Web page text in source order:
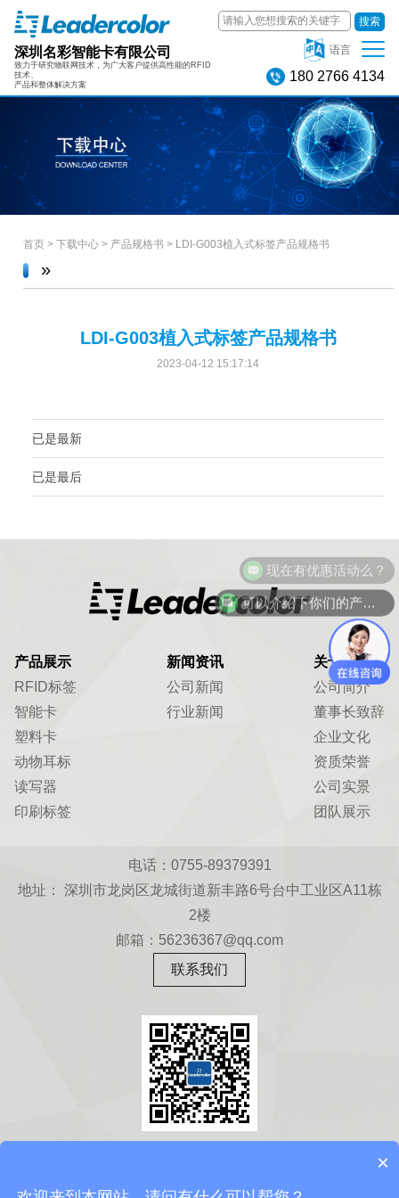
深圳名彩智能卡有限公司
致力于研究物联网技术，为广大客户提供高性能的RFID
技术、
产品和整体解决方案
搜索
语言
180 2766 4134
首页> 下载中心> 产品规格书 > LDI-G003植入式标签产品规格书
»
LDI-G003植入式标签产品规格书
2023-04-12 15:17:14
已是最新
已是最后
产品展示
RFID标签
智能卡
塑料卡
动物耳标
读写器
印刷标签
新闻资讯
公司新闻
行业新闻
关于我们
公司简介
董事长致辞
企业文化
资质荣誉
公司实景
团队展示
电话：0755-89379391
地址： 深圳市龙岗区龙城街道新丰路6号台中工业区A11栋
2楼
邮箱：56236367@qq.com
联系我们
可以介绍下你们的产品么？
现在有优惠活动么？
×